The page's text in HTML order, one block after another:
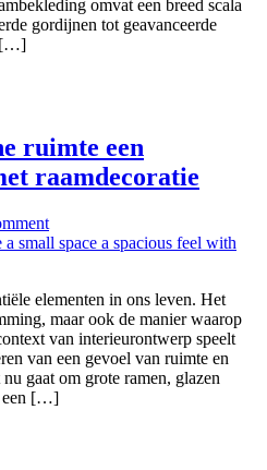
omvat een breed scala
gordijnen tot geavanceerde
[…]
ruimte een
raamdecoratie
elementen in ons leven. Het
maar ook de manier waarop
van interieurontwerp speelt
van een gevoel van ruimte en
gaat om grote ramen, glazen
een […]